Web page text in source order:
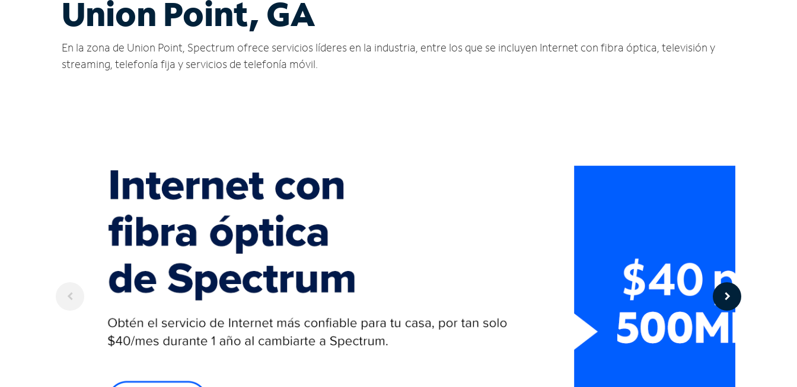
Union Point, GA
En la zona de Union Point, Spectrum ofrece servicios líderes en la industria, entre los que se incluyen Internet con fibra óptica, televisión y
streaming, telefonía fija y servicios de telefonía móvil.